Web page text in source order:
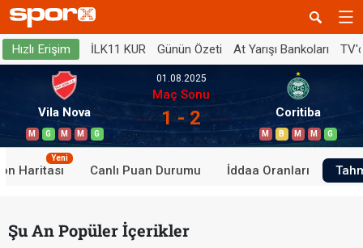
Hızlı Erişim İLK11 KUR Günün Özeti At Yarışı Bankoları
Vila Nova
M G M M G
01.08.2025
Maç Sonu
1 - 2 Coritiba
M B M M G
Haritası
Yeni
Canlı Puan Durumu İddaa Oranları
Şu An Popüler İçerikler